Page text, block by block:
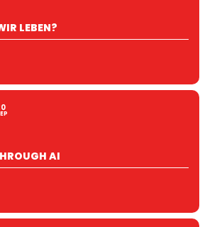
LEBEN?
AI